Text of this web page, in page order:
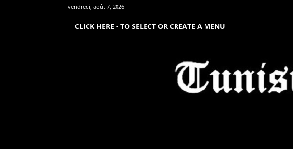
vendredi, août 7, 2026
CLICK HERE - TO SELECT OR CREATE A MENU